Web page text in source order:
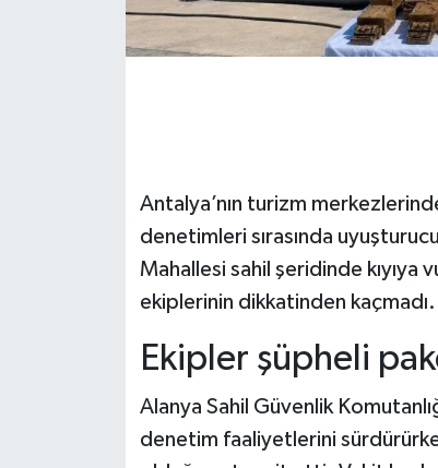
Antalya’nın turizm
denetimleri sırasında
Mahallesi sahil şeridinde
ekiplerinin dikkatinden kaçmadı.
Ekipler şüpheli
Alanya Sahil Güvenlik
denetim faaliyetlerini